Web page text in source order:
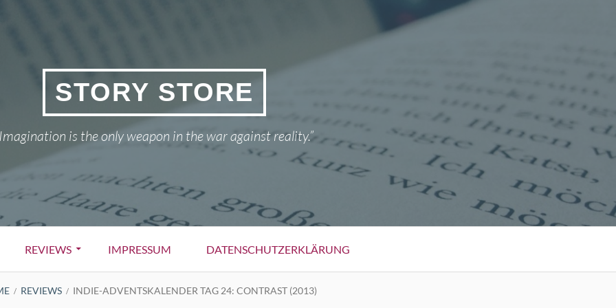
STORY STORE
is the only weapon in the war against reality.”
REVIEWS IMPRESSUM DATENSCHUTZERKLÄRUNG
REVIEWS INDIE-ADVENTSKALENDER TAG 24: CONTRAST (2013)